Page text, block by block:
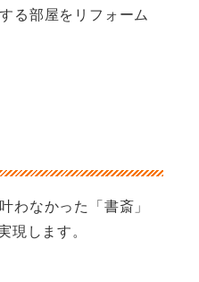
る部屋をリフォーム
わなかった「書斎」
現します。